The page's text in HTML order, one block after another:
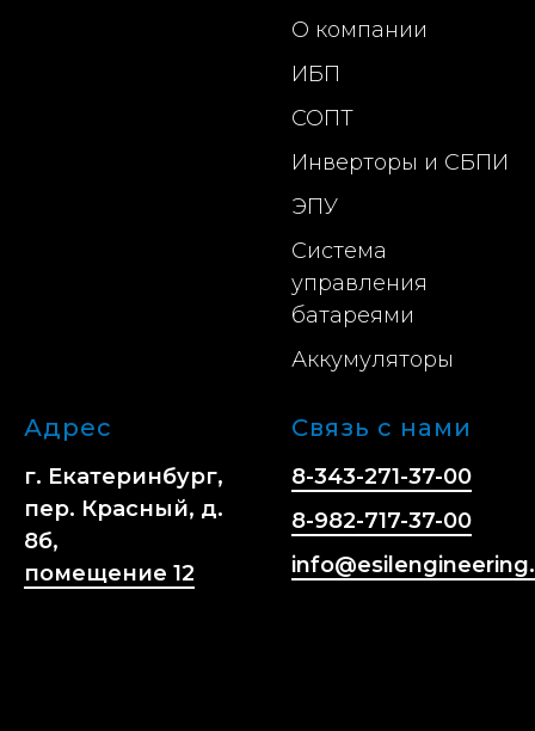
О компании
ИБП
СОПТ
Инверторы и СБПИ
ЭПУ
Система
управления
батареями
Аккумуляторы
Адрес
г. Екатеринбург,
пер. Красный, д.
8б,
помещение 12
Связь с нами
8-343-271-37-00
8-982-717-37-00